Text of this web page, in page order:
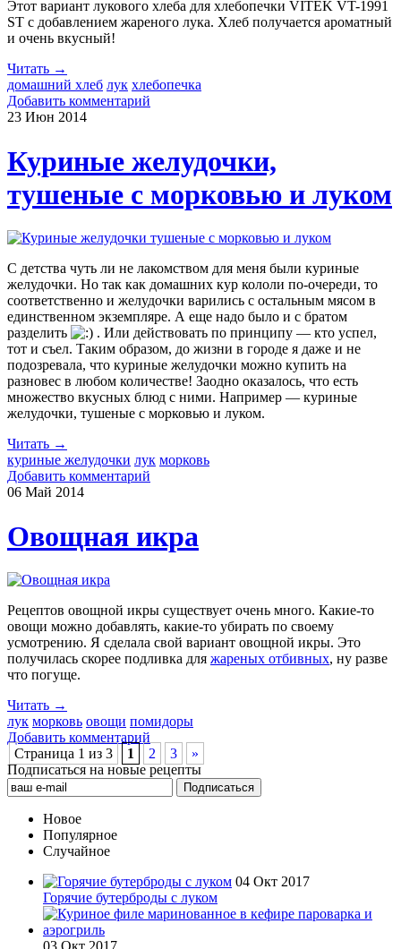
Этот вариант лукового хлеба для хлебопечки VITEK VT-1991
ST с добавлением жареного лука. Хлеб получается ароматный
и очень вкусный!
Читать →
домашний хлеб лук хлебопечка
Добавить комментарий
23 Июн 2014
Куриные желудочки,
тушеные с морковью и луком
С детства чуть ли не лакомством для меня были куриные
желудочки. Но так как домашних кур кололи по-очереди, то
соответственно и желудочки варились с остальным мясом в
единственном экземпляре. А еще надо было и с братом
разделить
. Или действовать по принципу — кто успел,
тот и съел. Таким образом, до жизни в городе я даже и не
подозревала, что куриные желудочки можно купить на
разновес в любом количестве! Заодно оказалось, что есть
множество вкусных блюд с ними. Например — куриные
желудочки, тушеные с морковью и луком.
Читать →
куриные желудочки лук морковь
Добавить комментарий
06 Май 2014
Овощная икра
Рецептов овощной икры существует очень много. Какие-то
овощи можно добавлять, какие-то убирать по своему
усмотрению. Я сделала свой вариант овощной икры. Это
получилась скорее подливка для жареных отбивных, ну разве
что погуще.
Читать →
лук морковь овощи помидоры
Добавить комментарий
Страница 1 из 3
1 2 3
»
Подписаться на новые рецепты
Новое
Популярное
Случайное
04 Окт 2017
Горячие бутерброды с луком